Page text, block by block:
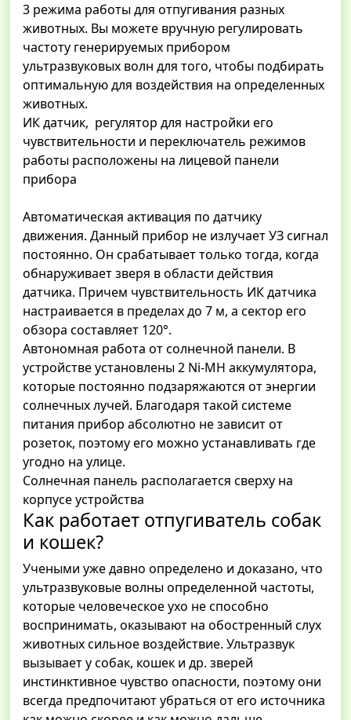
3 режима работы для отпугивания разных
животных. Вы можете вручную регулировать
частоту генерируемых прибором
ультразвуковых волн для того, чтобы подбирать
оптимальную для воздействия на определенных
животных.
ИК датчик, регулятор для настройки его
чувствительности и переключатель режимов
работы расположены на лицевой панели
прибора
Автоматическая активация по датчику
движения. Данный прибор не излучает УЗ сигнал
постоянно. Он срабатывает только тогда, когда
обнаруживает зверя в области действия
датчика. Причем чувствительность ИК датчика
настраивается в пределах до 7 м, а сектор его
обзора составляет 120°.
Автономная работа от солнечной панели. В
устройстве установлены 2 Ni-MH аккумулятора,
которые постоянно подзаряжаются от энергии
солнечных лучей. Благодаря такой системе
питания прибор абсолютно не зависит от
розеток, поэтому его можно устанавливать где
угодно на улице.
Солнечная панель располагается сверху на
корпусе устройства
Как работает отпугиватель собак
и кошек?
Учеными уже давно определено и доказано, что
ультразвуковые волны определенной частоты,
которые человеческое ухо не способно
воспринимать, оказывают на обостренный слух
животных сильное воздействие. Ультразвук
вызывает у собак, кошек и др. зверей
инстинктивное чувство опасности, поэтому они
всегда предпочитают убраться от его источника